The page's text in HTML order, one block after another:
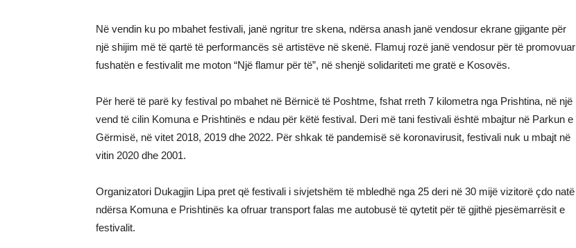
Në vendin ku po mbahet festivali, janë ngritur tre skena, ndërsa anash janë vendosur ekrane gjigante për
një shijim më të qartë të performancës së artistëve në skenë. Flamuj rozë janë vendosur për të promovuar
fushatën e festivalit me moton “Një flamur për të”, në shenjë solidariteti me gratë e Kosovës.
Për herë të parë ky festival po mbahet në Bërnicë të Poshtme, fshat rreth 7 kilometra nga Prishtina, në një
vend të cilin Komuna e Prishtinës e ndau për këtë festival. Deri më tani festivali është mbajtur në Parkun e
Gërmisë, në vitet 2018, 2019 dhe 2022. Për shkak të pandemisë së koronavirusit, festivali nuk u mbajt në
vitin 2020 dhe 2001.
Organizatori Dukagjin Lipa pret që festivali i sivjetshëm të mbledhë nga 25 deri në 30 mijë vizitorë çdo natë
ndërsa Komuna e Prishtinës ka ofruar transport falas me autobusë të qytetit për të gjithë pjesëmarrësit e
festivalit.